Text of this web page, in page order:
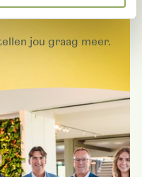
zien?
jou graag meer.